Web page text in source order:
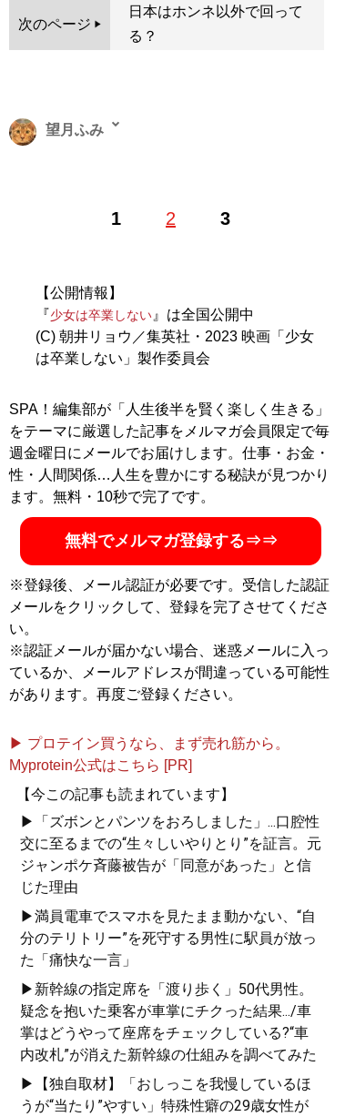
次のページ
日本はホンネ以外で回って
る？
1 2 3
望月ふみ
映画周辺のインタビュー取材を軸に、テレビドラマや芝
X（旧Twitter）： @mochi_fumi
記事一覧へ
【公開情報】
『少女は卒業しない』は全国公開中
(C) 朝井リョウ／集英社・2023 映画「少女
は卒業しない」製作委員会
SPA！編集部が「人生後半を賢く楽しく生きる」
をテーマに厳選した記事をメルマガ会員限定で毎
週金曜日にメールでお届けします。仕事・お金・
性・人間関係…人生を豊かにする秘訣が見つかり
ます。無料・10秒で完了です。
無料でメルマガ登録する⇒⇒
※登録後、メール認証が必要です。受信した認証
メールをクリックして、登録を完了させてくださ
い。
※認証メールが届かない場合、迷惑メールに入っ
ているか、メールアドレスが間違っている可能性
があります。再度ご登録ください。
▶ プロテイン買うなら、まず売れ筋から。
Myprotein公式はこちら [PR]
【今この記事も読まれています】
▶「ズボンとパンツをおろしました」...口腔性
交に至るまでの“生々しいやりとり”を証言。元
ジャンポケ斉藤被告が「同意があった」と信
じた理由
▶満員電車でスマホを見たまま動かない、“自
分のテリトリー”を死守する男性に駅員が放っ
た「痛快な一言」
▶新幹線の指定席を「渡り歩く」50代男性。
疑念を抱いた乗客が車掌にチクった結果.../車
掌はどうやって座席をチェックしている?“車
内改札”が消えた新幹線の仕組みを調べてみた
▶【独自取材】「おしっこを我慢しているほ
うが“当たり”やすい」特殊性癖の29歳女性が